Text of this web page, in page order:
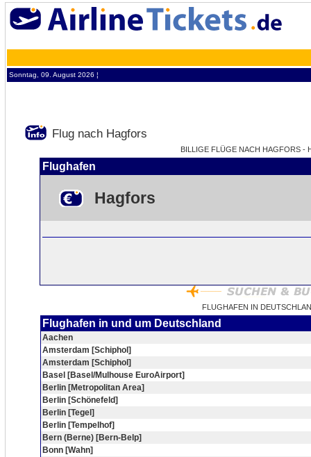
Sonntag, 09. August 2026 ¦
Flug nach Hagfors
BILLIGE FLÜGE NACH HAGFORS -
Flughafen
Hagfors
FLUGHAFEN IN
Flughafen in und um Deutschland
Aachen
Amsterdam [Schiphol]
Amsterdam [Schiphol]
Basel [Basel/Mulhouse EuroAirport]
Berlin [Metropolitan Area]
Berlin [Schönefeld]
Berlin [Tegel]
Berlin [Tempelhof]
Bern (Berne) [Bern-Belp]
Bonn [Wahn]